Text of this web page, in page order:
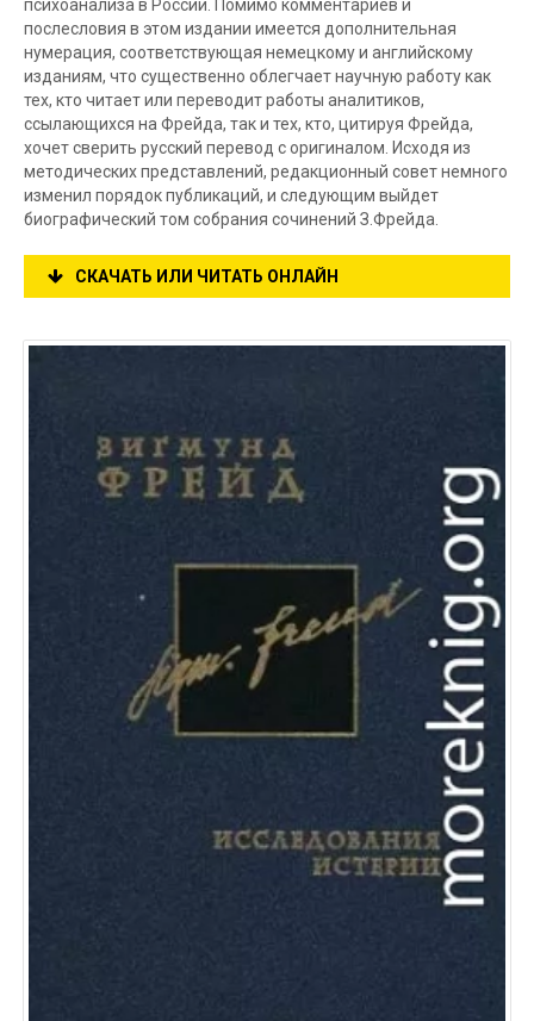
психоанализа в России. Помимо комментариев и
послесловия в этом издании имеется дополнительная
нумерация, соответствующая немецкому и английскому
изданиям, что существенно облегчает научную работу как
тех, кто читает или переводит работы аналитиков,
ссылающихся на Фрейда, так и тех, кто, цитируя Фрейда,
хочет сверить русский перевод с оригиналом. Исходя из
методических представлений, редакционный совет немного
изменил порядок публикаций, и следующим выйдет
биографический том собрания сочинений З.Фрейда.
СКАЧАТЬ ИЛИ ЧИТАТЬ ОНЛАЙН